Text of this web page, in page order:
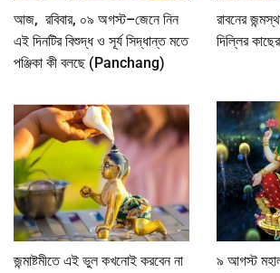
আজ, রবিবার, ০৯ অগস্ট–জেনে নিন
এই দিনটির বিশুদ্ধ ও সূর্য সিদ্ধান্ত মতে
পঞ্জিকা কী বলছে (Panchang)
রাবনের
দিল্লির
জন্মাষ্টমীতে এই ভুল কখনোই করবেন না
৯ আগস্ট